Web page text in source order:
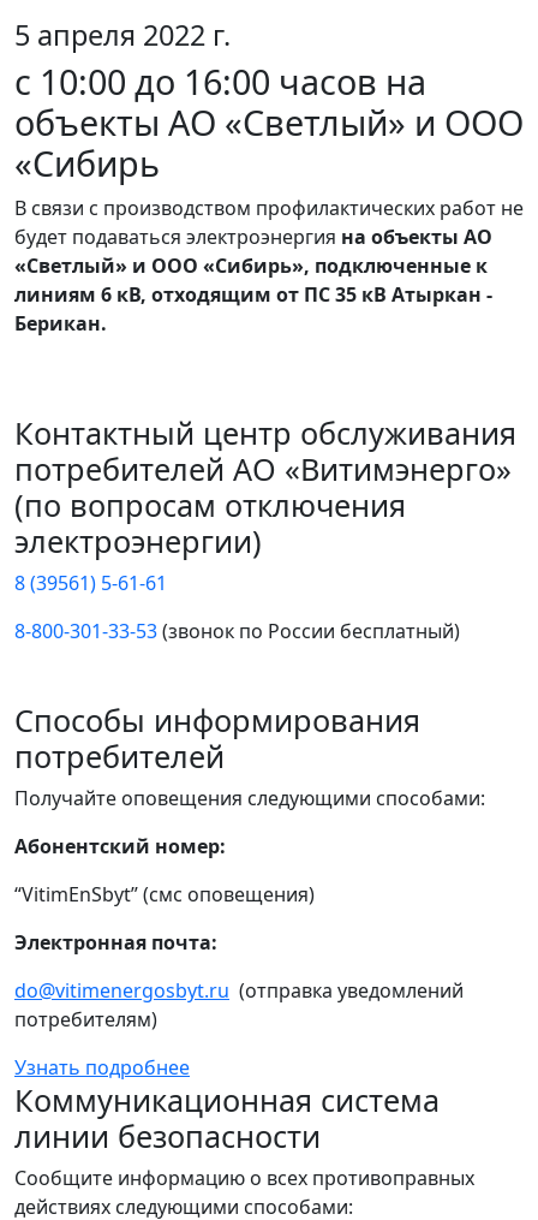
5 апреля 2022 г.
c 10:00 до 16:00 часов на
объекты АО «Светлый» и ООО
«Сибирь
В связи с производством профилактических работ не
будет подаваться электроэнергия на объекты АО
«Светлый» и ООО «Сибирь», подключенные к
линиям 6 кВ, отходящим от ПС 35 кВ Атыркан -
Берикан.
Контактный центр обслуживания
потребителей АО «Витимэнерго»
(по вопросам отключения
электроэнергии)
8 (39561) 5-61-61
8-800-301-33-53(звонок по России бесплатный)
Способы информирования
потребителей
Получайте оповещения следующими способами:
Абонентский номер:
“VitimEnSbyt” (смс оповещения)
Электронная почта:
do@vitimenergosbyt.ru (отправка уведомлений
потребителям)
Узнать подробнее
Коммуникационная система
линии безопасности
Сообщите информацию о всех противоправных
действиях следующими способами: